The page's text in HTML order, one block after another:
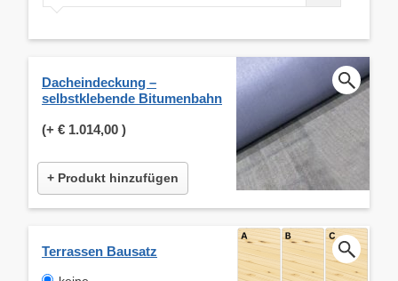
Dacheindeckung –
selbstklebende Bitumenbahn
(+ € 1.014,00 )
+ Produkt hinzufügen
Terrassen Bausatz